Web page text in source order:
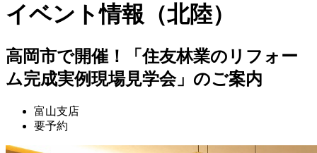
イベント情報（北陸）
高岡市で開催！「住友林業のリフォー
ム完成実例現場見学会」のご案内
富山支店
要予約